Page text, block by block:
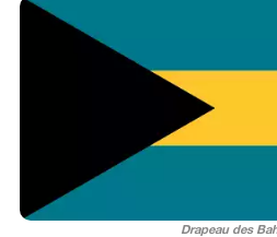
Drapeau des